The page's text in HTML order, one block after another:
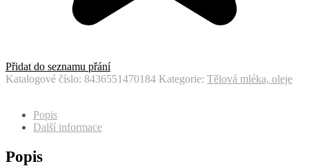
Přidat do seznamu přání
Katalogové číslo: 8436551470184 Kategorie: Tělová mléka, oleje
Popis
Další informace
Popis